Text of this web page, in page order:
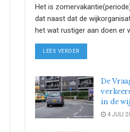
Het is
dat naast dat de
het wat rustiger aan doen er
LEES VERDER
De
in de
4 JULI